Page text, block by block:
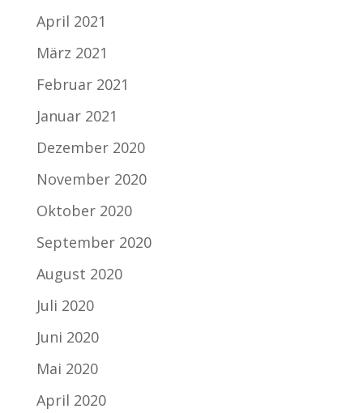
April 2021
März 2021
Februar 2021
Januar 2021
Dezember 2020
November 2020
Oktober 2020
September 2020
August 2020
Juli 2020
Juni 2020
Mai 2020
April 2020